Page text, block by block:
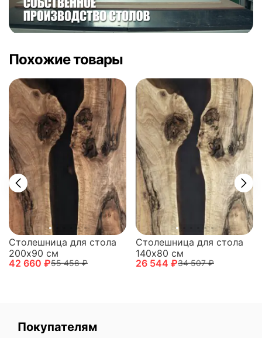
Похожие товары
Столешница для стола
200х90 см
42 660 ₽55 458 ₽
Столешница для стола
140х80 см
26 544 ₽34 507 ₽
Покупателям